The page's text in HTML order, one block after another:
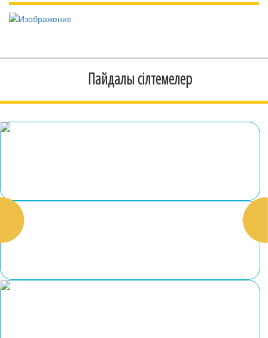
Пайдалы сілтемелер